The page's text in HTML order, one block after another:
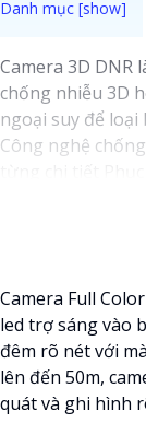
Camera 3D DNR
chống nhiễu 3D
ngoại suy để
Công nghệ
nét, rõ ràng và
Với tính năng
quan sát được
Trang bị cao cấp
dàng và chính
Camera Full
led trợ sáng vào
đêm rõ nét với
lên đến 50m,
quát và ghi hình